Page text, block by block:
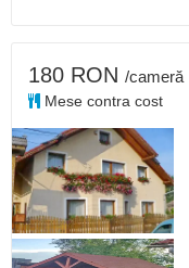
180 RON /cameră
Mese contra cost